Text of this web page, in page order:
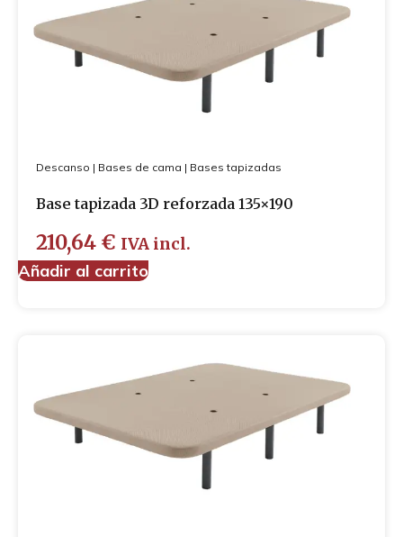
Descanso | Bases de cama | Bases tapizadas
Base tapizada 3D reforzada 135×190
210,64 € IVA incl.
Añadir al carrito